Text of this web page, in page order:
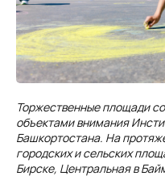
Торжественные площади
объектами внимания
Башкортостана. На
городских и сельских
Бирске, Центральная в